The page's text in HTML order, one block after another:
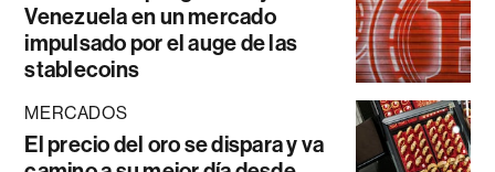
Venezuela en un mercado
impulsado por el auge de las
stablecoins
MERCADOS
El precio del oro se dispara y va